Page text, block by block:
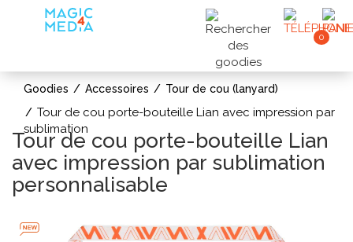
0
Goodies Accessoires Tour de cou (lanyard)
Tour de cou porte-bouteille Lian avec impression par
sublimation
Tour de cou porte-bouteille Lian
avec impression par sublimation
personnalisable